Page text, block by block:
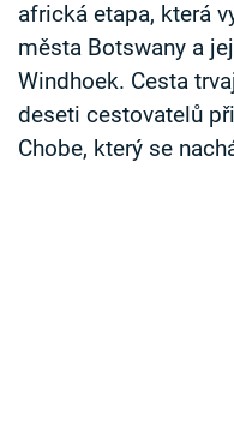
Sledujte nás
africká etapa, která
města Botswany a
Windhoek. Cesta
deseti cestovatelů
Chobe, který se